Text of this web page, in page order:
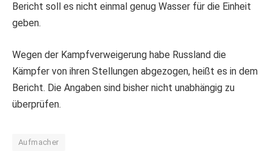
Bericht soll es nicht einmal genug Wasser für die Einheit
geben.
Wegen der Kampfverweigerung habe Russland die
Kämpfer von ihren Stellungen abgezogen, heißt es in dem
Bericht. Die Angaben sind bisher nicht unabhängig zu
überprüfen.
Aufmacher